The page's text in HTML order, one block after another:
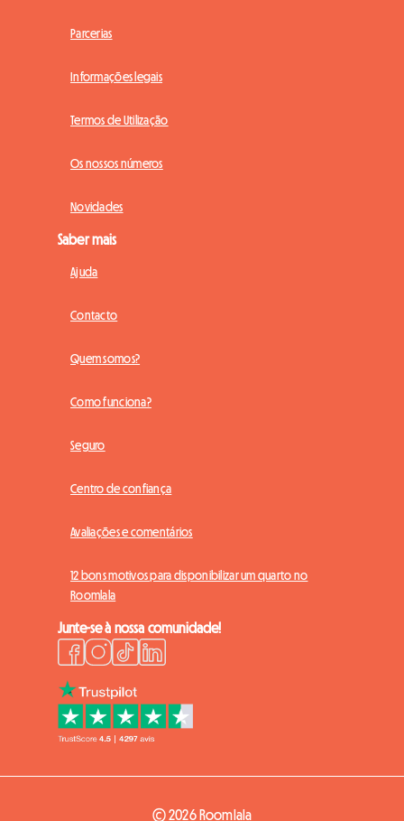
Parcerias
Informações legais
Termos de Utilização
Os nossos números
Novidades
Saber mais
Ajuda
Contacto
Quem somos?
Como funciona?
Seguro
Centro de confiança
Avaliações e comentários
12 bons motivos para disponibilizar um quarto no
Roomlala
Junte-se à nossa comunidade!
© 2026 Roomlala